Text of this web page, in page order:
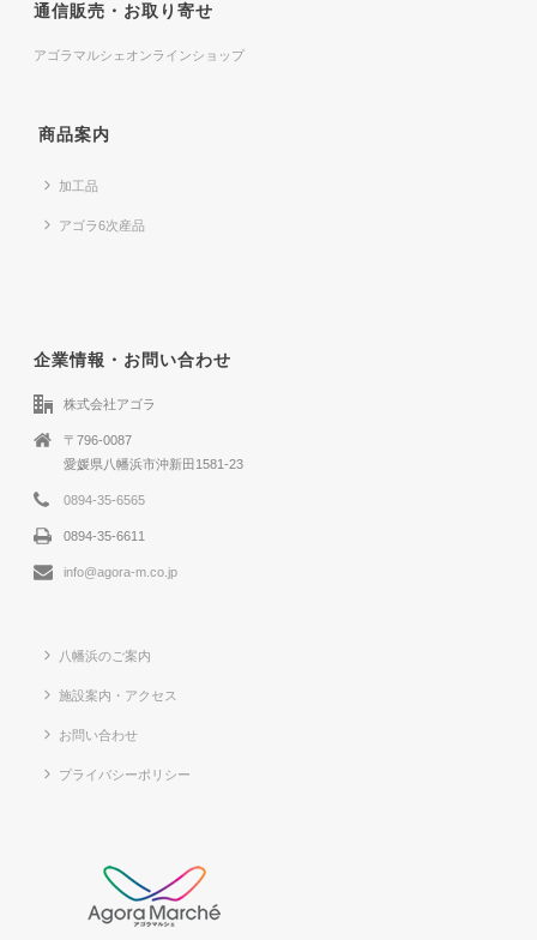
通信販売・お取り寄せ
アゴラマルシェオンラインショップ
商品案内
加工品
アゴラ6次産品
企業情報・お問い合わせ
株式会社アゴラ
〒796-0087
愛媛県八幡浜市沖新田1581-23
0894-35-6565
0894-35-6611
info@agora-m.co.jp
八幡浜のご案内
施設案内・アクセス
お問い合わせ
プライバシーポリシー